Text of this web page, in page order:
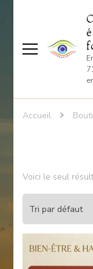
Accueil
Voici le seul